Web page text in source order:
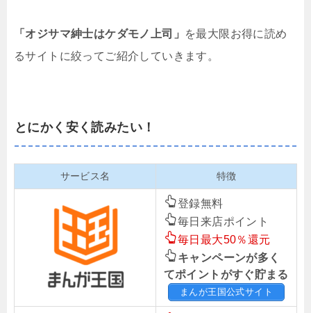
「オジサマ紳士はケダモノ上司」
を最大限お得に読め
るサイトに絞ってご紹介していきます。
とにかく安く読みたい！
サービス名 特徴
登録無料
毎日来店ポイント
毎日最大50％還元
キャンペーンが多く
てポイントがすぐ貯まる
まんが王国公式サイト